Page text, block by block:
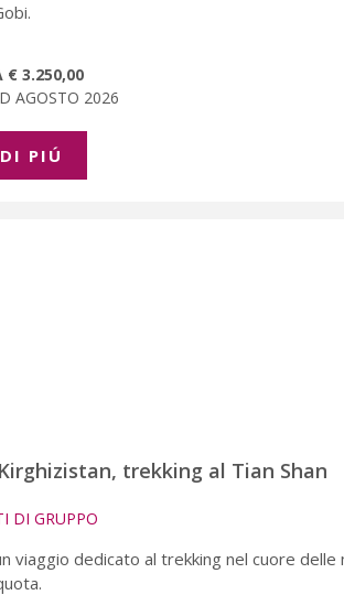
€ 3.250,00
AGOSTO 2026
PIÚ
trekking al Tian Shan
DI GRUPPO
viaggio dedicato al trekking nel cuore